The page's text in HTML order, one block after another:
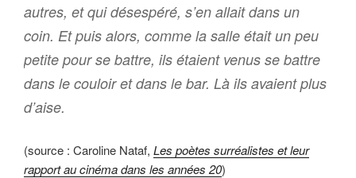
autres, et qui désespéré, s’en allait dans un
coin. Et puis alors, comme la salle était un peu
petite pour se battre, ils étaient venus se battre
dans le couloir et dans le bar. Là ils avaient plus
d’aise.
(source : Caroline Nataf, Les poètes surréalistes et leur
rapport au cinéma dans les années 20)